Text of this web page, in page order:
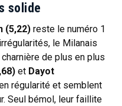
solide
(5,22) reste le numéro 1
le Milanais
de plus en plus
et Dayot
régularité et semblent
Seul bémol, leur faillite